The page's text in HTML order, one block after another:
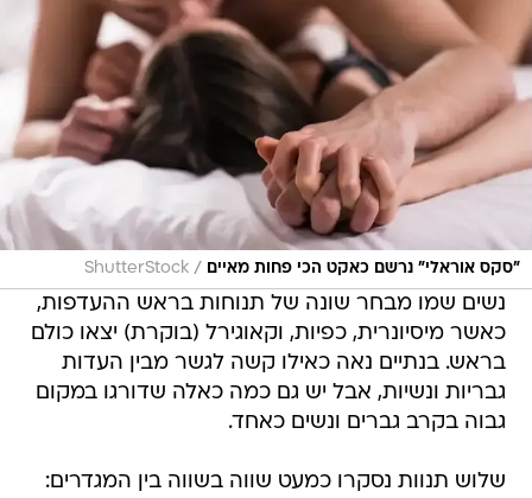
"סקס אוראלי" נרשם כאקט הכי פחות מאיים /
ShutterStock
נשים שמו מבחר שונה של תנוחות בראש ההעדפות,
כאשר מיסיונרית, כפיות, וקאוגירל (בוקרת) יצאו כולם
בראש. בנתיים נאה כאילו קשה לגשר מבין העדות
גבריות ונשיות, אבל יש גם כמה כאלה שדורגו במקום
גבוה בקרב גברים ונשים כאחד.
שלוש תנוות נסקרו כמעט שווה בשווה בין המגדרים: